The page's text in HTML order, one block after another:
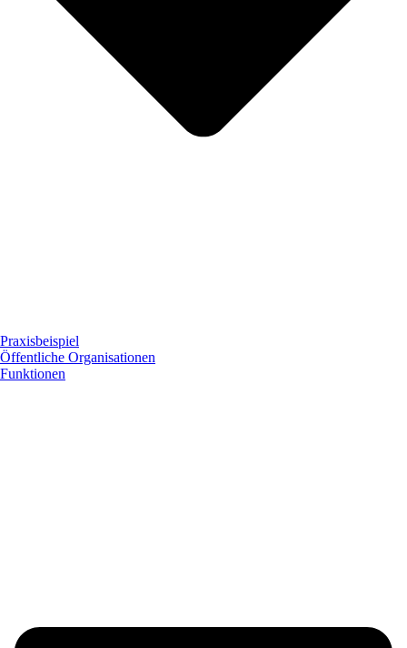
Praxisbeispiel
Öffentliche Organisationen
Funktionen